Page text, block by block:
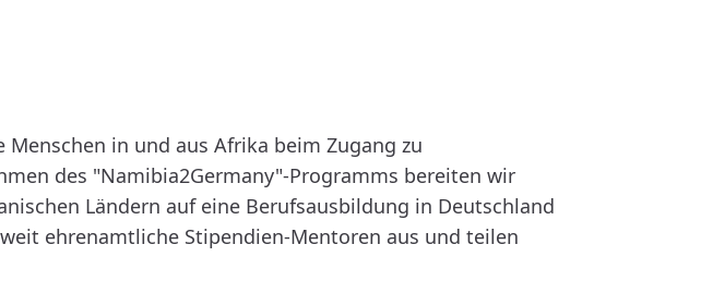
in und aus Afrika beim Zugang zu
des "Namibia2Germany"-Programms bereiten wir
Ländern auf eine Berufsausbildung in Deutschland
ehrenamtliche Stipendien-Mentoren aus und teilen